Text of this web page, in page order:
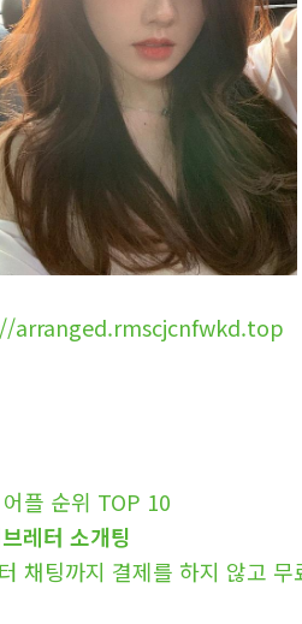
arranged.rmscjcnfwkd.top
플 순위 TOP 10
레터 소개팅
채팅까지 결제를 하지 않고